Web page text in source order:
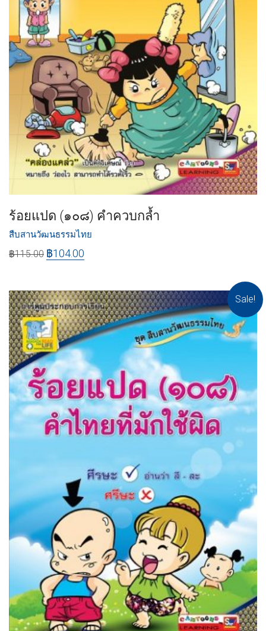
ร้อยแปด (๑๐๘) คำควบกล้ำ
สืบสานวัฒนธรรมไทย
฿115.00 ฿104.00
Sale!